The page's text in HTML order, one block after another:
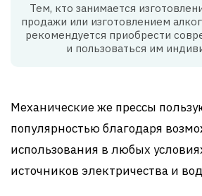
Тем, кто занимается
продажи или изготовлением
рекомендуется приобрести
и пользоваться им
Механические же прессы
популярностью благодаря
использования в любых
источников электричества и